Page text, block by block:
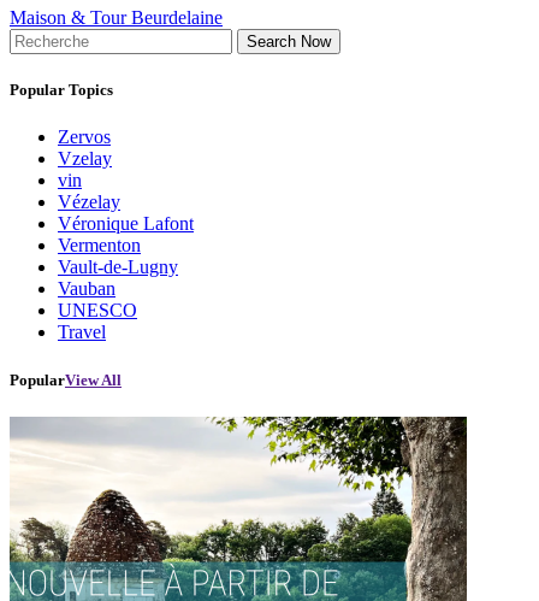
Maison & Tour Beurdelaine
Search Now
Popular Topics
Zervos
Vzelay
vin
Vézelay
Véronique Lafont
Vermenton
Vault-de-Lugny
Vauban
UNESCO
Travel
PopularView All